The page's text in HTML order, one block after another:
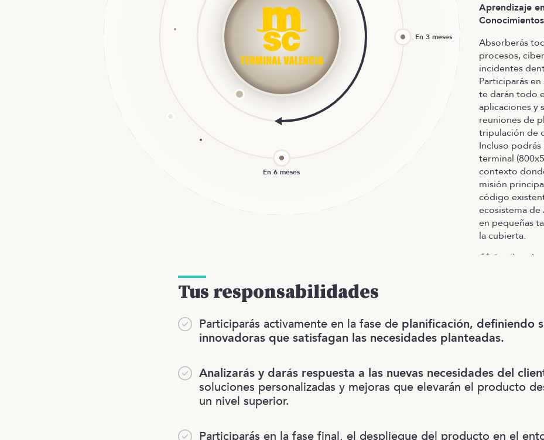
Aprendizaje
Conocimientos
Absorberás
procesos,
incidentes
Participarás
te darán todo
aplicaciones y
reuniones de
tripulación de
Incluso
terminal
contexto
misión
código
ecosistema de
en pequeñas
la cubierta.
🚨 Spoiler alert:
Tus responsabilidades
Participarás activamente en la fase de planificación, definiendo
innovadoras que satisfagan las necesidades planteadas.
Analizarás y darás respuesta a las nuevas necesidades del
soluciones personalizadas y mejoras que elevarán el producto
un nivel superior.
Participarás en la fase final, el despliegue del producto en el